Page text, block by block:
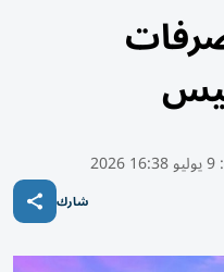
9 يوليو 16:38 2026
شارك